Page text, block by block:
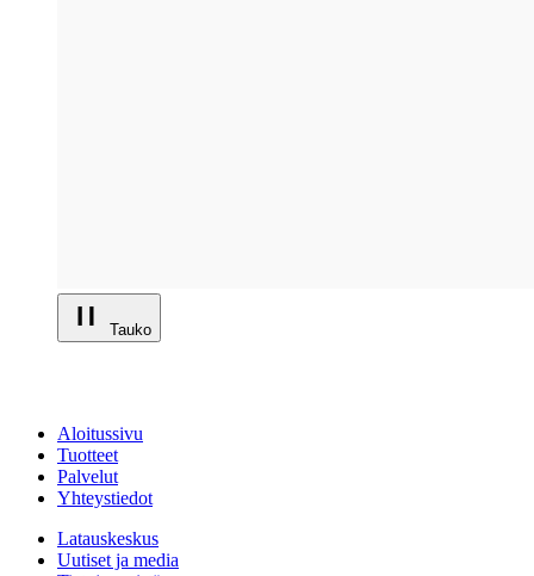
Tauko
Aloitussivu
Tuotteet
Palvelut
Yhteystiedot
Latauskeskus
Uutiset ja media